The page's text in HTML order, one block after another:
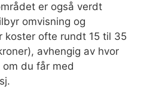
er også verdt
omvisning og
koster ofte rundt 15 til 35
avhengig av hvor
du får med